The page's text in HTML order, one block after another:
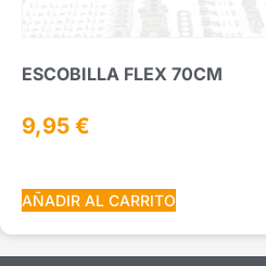
ESCOBILLA FLEX 70CM
9,95 €
AÑADIR AL CARRITO